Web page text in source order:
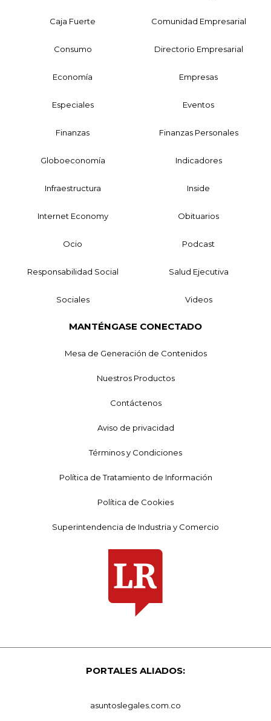
Caja Fuerte Comunidad Empresarial
Consumo Directorio Empresarial
Economía Empresas
Especiales Eventos
Finanzas Finanzas Personales
Globoeconomía Indicadores
Infraestructura Inside
Internet Economy Obituarios
Ocio Podcast
Responsabilidad Social Salud Ejecutiva
Sociales Videos
MANTÉNGASE CONECTADO
Mesa de Generación de Contenidos
Nuestros Productos
Contáctenos
Aviso de privacidad
Términos y Condiciones
Política de Tratamiento de Información
Política de Cookies
Superintendencia de Industria y Comercio
PORTALES ALIADOS:
asuntoslegales.com.co